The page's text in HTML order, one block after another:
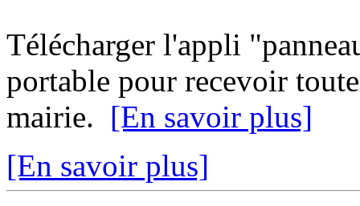
Télécharger l'appli
portable pour recevoir
mairie. [En savoir plus]
[En savoir plus]